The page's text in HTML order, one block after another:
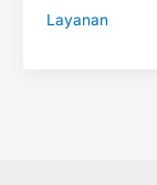
Layanan